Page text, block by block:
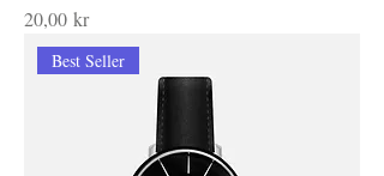
Pris
20,00 kr
Best Seller